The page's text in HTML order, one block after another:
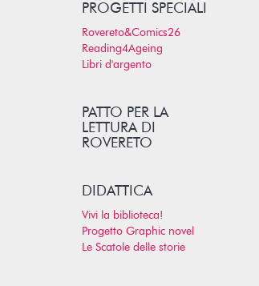
PROGETTI SPECIALI
Rovereto&Comics26
Reading4Ageing
Libri d'argento
PATTO PER LA
LETTURA DI
ROVERETO
DIDATTICA
Vivi la biblioteca!
Progetto Graphic novel
Le Scatole delle storie